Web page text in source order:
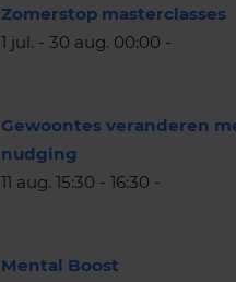
Zomerstop masterclasses
1 jul. - 30 aug. 00:00 -
Gewoontes veranderen
nudging
11 aug. 15:30 - 16:30 -
Mental Boost